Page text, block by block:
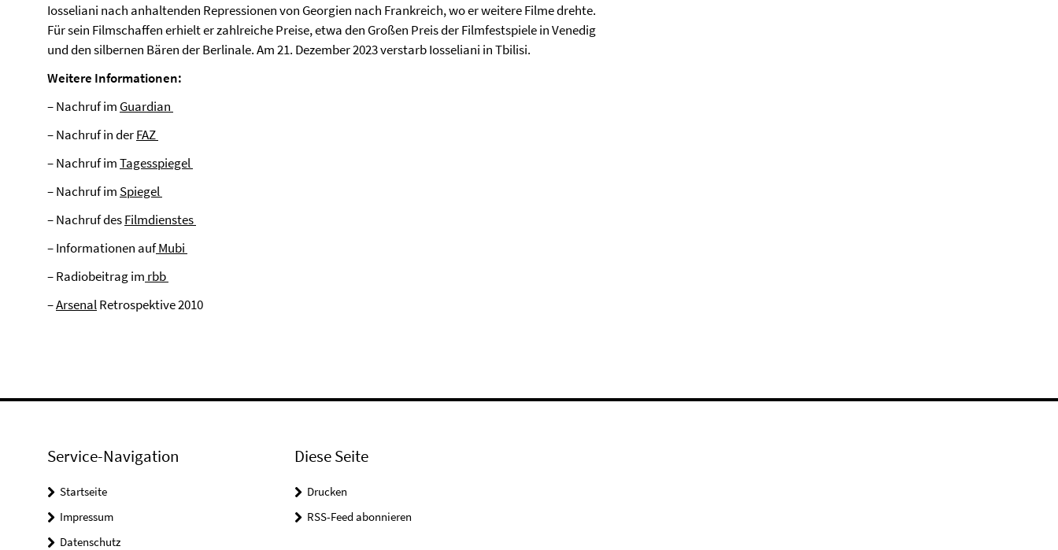
Iosseliani nach anhaltenden Repressionen von Georgien nach Frankreich, wo er weitere Filme drehte.
Für sein Filmschaffen erhielt er zahlreiche Preise, etwa den Großen Preis der Filmfestspiele in Venedig
und den silbernen Bären der Berlinale. Am 21. Dezember 2023 verstarb Iosseliani in Tbilisi.
Weitere Informationen:
– Nachruf im Guardian
– Nachruf in derFAZ
– Nachruf imTagesspiegel
– Nachruf im Spiegel
– Nachruf desFilmdienstes
– Informationen aufMubi
– Radiobeitrag im rbb
–ArsenalRetrospektive 2010
Service-Navigation
Startseite
Impressum
Datenschutz
Diese Seite
Drucken
RSS-Feed abonnieren